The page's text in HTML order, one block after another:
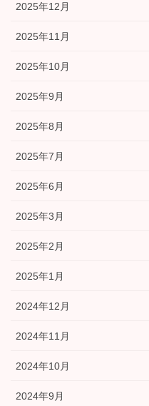
2025年12月
2025年11月
2025年10月
2025年9月
2025年8月
2025年7月
2025年6月
2025年3月
2025年2月
2025年1月
2024年12月
2024年11月
2024年10月
2024年9月